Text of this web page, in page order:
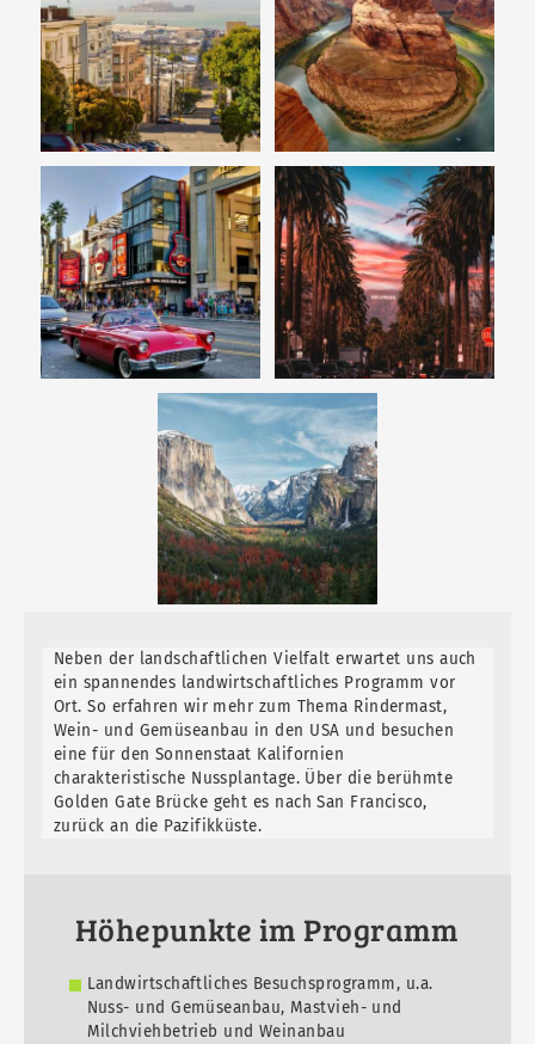
Neben der landschaftlichen Vielfalt erwartet uns auch
ein spannendes landwirtschaftliches Programm vor
Ort. So erfahren wir mehr zum Thema Rindermast,
Wein- und Gemüseanbau in den USA und besuchen
eine für den Sonnenstaat Kalifornien
charakteristische Nussplantage. Über die berühmte
Golden Gate Brücke geht es nach San Francisco,
zurück an die Pazifikküste.
Höhepunkte im Programm
Landwirtschaftliches Besuchsprogramm, u.a.
Nuss- und Gemüseanbau, Mastvieh- und
Milchviehbetrieb und Weinanbau